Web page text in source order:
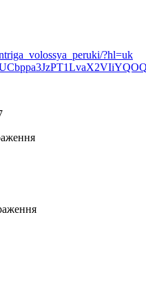
?hl=uk